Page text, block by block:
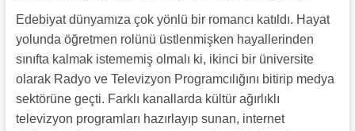
Edebiyat dünyamıza çok yönlü bir romancı katıldı. Hayat
yolunda öğretmen rolünü üstlenmişken hayallerinden
sınıfta kalmak istememiş olmalı ki, ikinci bir üniversite
olarak Radyo ve Televizyon Programcılığını bitirip medya
sektörüne geçti. Farklı kanallarda kültür ağırlıklı
televizyon programları hazırlayıp sunan, internet